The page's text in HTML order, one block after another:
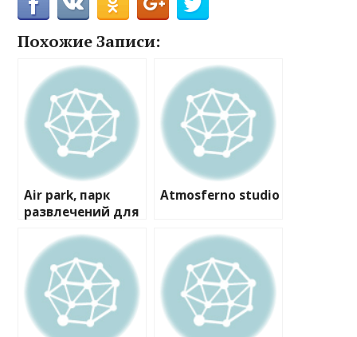
Похожие Записи:
Air park, парк
развлечений для
Atmosferno studio